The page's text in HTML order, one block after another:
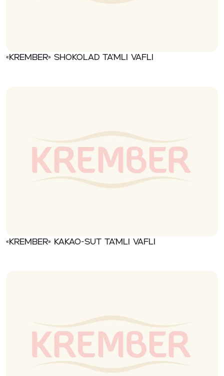
«Krember» Shokolad ta’mli vafli
«Krember» Kakao-sut ta’mli vafli